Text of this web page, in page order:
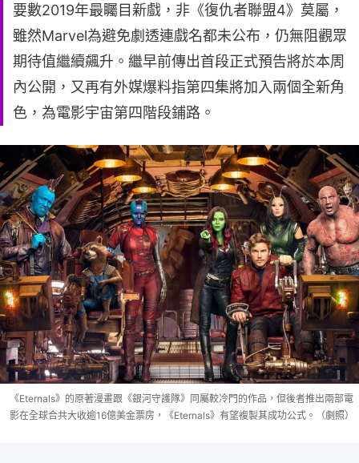
要數2019年最矚目新戲，非《復仇者聯盟4》莫屬，
雖然Marvel為避免劇透連戲名都未公布，仍無阻觀眾
期待值繼續飆升。繼早前傳出首段正式預告將於本周
內公開，又再有外媒爆料指第四集將加入兩個全新角
色，為電影宇宙第四階段鋪路。
《Eternals》的原著漫畫跟《銀河守護隊》同屬較冷門的作品，但後者推出兩部電
影在全球合共大收逾16億美金票房，《Eternals》有望複製其成功公式。（劇照）